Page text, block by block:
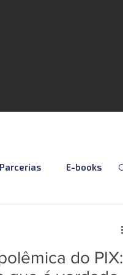
Parcerias E-books
do PIX: